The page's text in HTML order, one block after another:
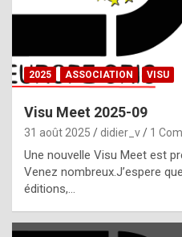
t
2025 ASSOCIATION VISU
Visu Meet 2025-09
31 août 2025 didier_v 1
Une nouvelle Visu Meet est
Venez nombreux.J’espere
éditions,…